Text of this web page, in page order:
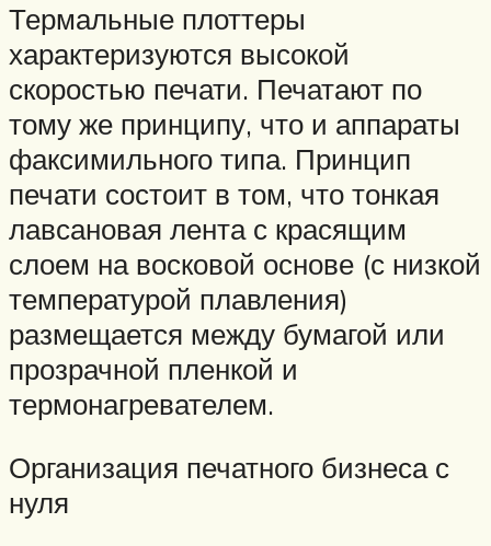
Термальные плоттеры
характеризуются высокой
скоростью печати. Печатают по
тому же принципу, что и аппараты
факсимильного типа. Принцип
печати состоит в том, что тонкая
лавсановая лента с красящим
слоем на восковой основе (с низкой
температурой плавления)
размещается между бумагой или
прозрачной пленкой и
термонагревателем.
Организация печатного бизнеса с
нуля